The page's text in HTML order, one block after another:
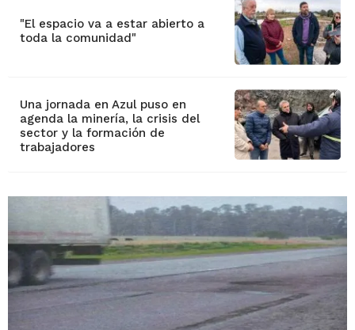
"El espacio va a estar abierto a
toda la comunidad"
Una jornada en Azul puso en
agenda la minería, la crisis del
sector y la formación de
trabajadores